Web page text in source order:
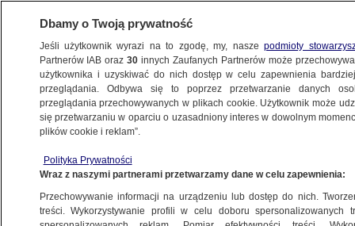
ŁÓDŹ
na burmistrza będą powtórzone
2.07.2024, 11:28
Dbamy o Twoją prywatność
Jeśli użytkownik wyrazi na to zgodę, my, naszepodmioty
Partnerów IAB oraz30 innych Zaufanych Partnerów może
użytkownika i uzyskiwać do nich dostęp w celu zapewnienia
przeglądania. Odbywa się to poprzez przetwarzanie danych
przeglądania przechowywanych w plikach cookie. Użytkownik może
się przetwarzaniu w oparciu o uzasadniony interes w dowolnym
plików cookie i reklam”.
Polityka Prywatności
Wraz z naszymi partnerami przetwarzamy dane w celu zapewnienia:
Przechowywanie informacji na urządzeniu lub dostęp do nich.
treści. Wykorzystywanie profili w celu doboru spersonalizowanych